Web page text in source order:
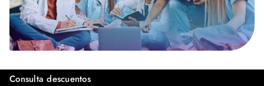
Consulta descuentos